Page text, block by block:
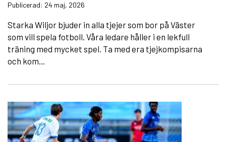
Publicerad: 24 maj, 2026
Starka Wiljor bjuder in alla tjejer som bor på Väster
som vill spela fotboll. Våra ledare håller i en lekfull
träning med mycket spel. Ta med era tjejkompisarna
och kom...